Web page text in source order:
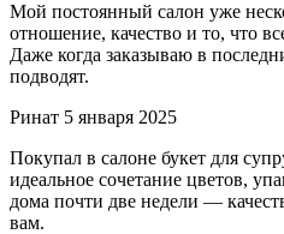
Мой постоянный салон уже
отношение, качество и то, что
Даже когда заказываю в
подводят.
Ринат 5 января 2025
Покупал в салоне букет для
идеальное сочетание цветов,
дома почти две недели —
вам.